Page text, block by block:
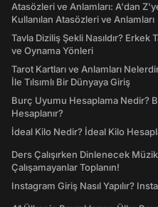
Atasözleri ve Anlamları: A'dan
Kullanılan Atasözleri ve Anlamları
Tavla Diziliş Şekli Nasıldır? Erkek
ve Oynama Yönleri
Tarot Kartları ve Anlamları
İle Tılsımlı Bir Dünyaya Giriş
Burç Uyumu Hesaplama Nedir?
Hesaplanır?
İdeal Kilo Nedir? İdeal Kilo
Ders Çalışırken Dinlenecek
Çalışamayanlar Toplanın!
Instagram Giriş Nasıl Yapılır?